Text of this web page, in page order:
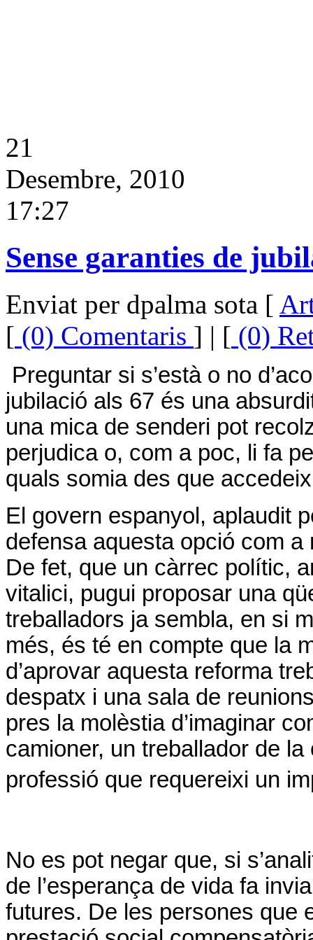
21
Desembre, 2010
17:27
Sense garanties de
Enviat per dpalma sota [
[ (0) Comentaris ] | [ (0)
Preguntar si s’està o no
jubilació als 67 és una
una mica de senderi pot
perjudica o, com a poc, li fa
quals somia des que
El govern espanyol, aplaudit
defensa aquesta opció com
De fet, que un càrrec polític,
vitalici, pugui proposar una
treballadors ja sembla, en si
més, és té en compte que la
d’aprovar aquesta reforma
despatx i una sala de
pres la molèstia d’imaginar
camioner, un treballador de
professió que requereixi un
No es pot negar que, si
de l’esperança de vida fa
futures. De les persones que